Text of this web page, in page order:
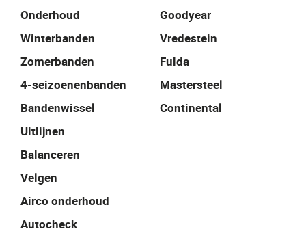
Onderhoud
Winterbanden
Zomerbanden
4-seizoenenbanden
Bandenwissel
Uitlijnen
Balanceren
Velgen
Airco onderhoud
Autocheck
Goodyear
Vredestein
Fulda
Mastersteel
Continental